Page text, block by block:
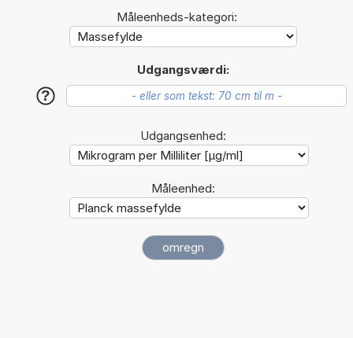
Måleenheds-kategori:
Udgangsværdi:
?
Udgangsenhed:
Måleenhed: